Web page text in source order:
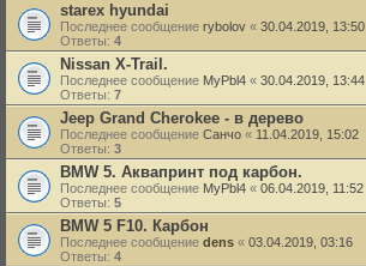
starex hyundai
Последнее сообщение rybolov « 30.04.2019, 13:50
Ответы: 4
Nissan X-Trail.
Последнее сообщение MyPbl4 « 30.04.2019, 13:44
Ответы: 7
Jeep Grand Cherokee - в дерево
Последнее сообщение Санчо « 11.04.2019, 15:02
Ответы: 3
BMW 5. Аквапринт под карбон.
Последнее сообщение MyPbl4 « 06.04.2019, 11:52
Ответы: 5
BMW 5 F10. Карбон
Последнее сообщение dens « 03.04.2019, 03:16
Ответы: 4